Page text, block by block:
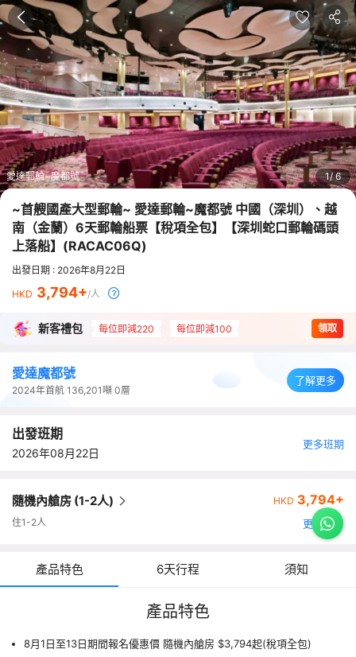
愛達郵輪~魔都號 1 6
~首艘國產大型郵輪~ 愛達郵輪~魔都號 中國（深圳）、越
南（金蘭）6天郵輪船票【稅項全包】【深圳蛇口郵輪碼頭
上落船】 (RACAC06Q)
出發日期 : 2026年8月22日
HKD 3,794 /人
新客禮包 每位即減220 每位即減100 領取
愛達魔都號
2024年首航 136,201噸 0層
了解更多
出發班期
2026年08月22日
更多班期
隨機內艙房 (1-2人)
住1-2人
HKD 3,794+
更多艙房
產品特色 6天行程 須知
產品特色
8月1日至13日期間報名優惠價 隨機內艙房 $3,794起(稅項全包)